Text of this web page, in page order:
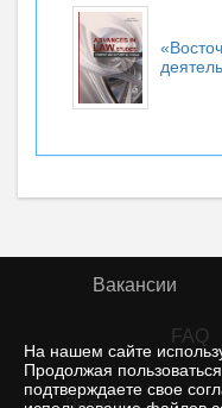
На нашем сайте
Продолжая
подтверждаете свое
Вакансии
FAQ
Политика